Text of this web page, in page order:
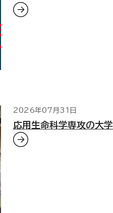
2026年07月31日
応用生命科学専攻の大